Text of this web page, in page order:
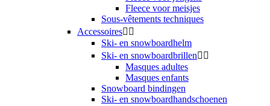
Fleece voor meisjes
Sous-vêtements techniques
Accessoires 
Ski- en snowboardhelm
Ski- en snowboardbrillen 
Masques adultes
Masques enfants
Snowboard bindingen
Ski- en snowboardhandschoenen